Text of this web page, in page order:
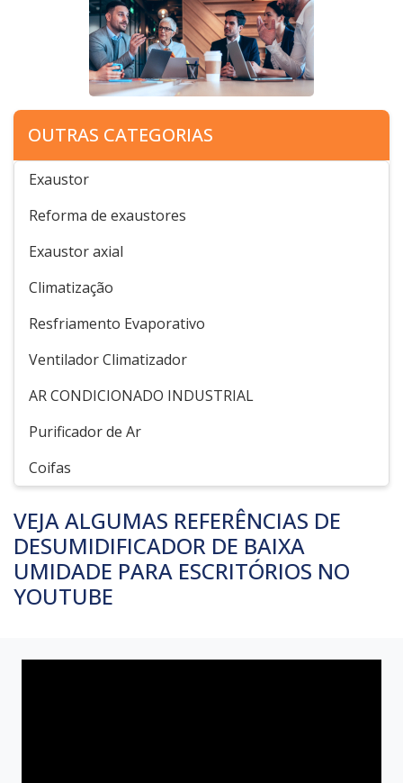
OUTRAS CATEGORIAS
Exaustor
Reforma de exaustores
Exaustor axial
Climatização
Resfriamento Evaporativo
Ventilador Climatizador
AR CONDICIONADO INDUSTRIAL
Purificador de Ar
Coifas
VEJA ALGUMAS REFERÊNCIAS DE
DESUMIDIFICADOR DE BAIXA
UMIDADE PARA ESCRITÓRIOS NO
YOUTUBE